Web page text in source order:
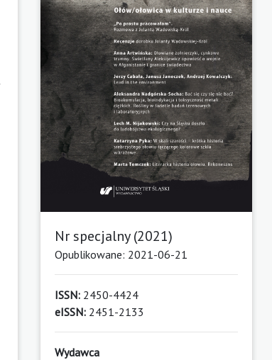
Nr specjalny (2021)
Opublikowane: 2021-06-21
ISSN: 2450-4424
eISSN: 2451-2133
Wydawca